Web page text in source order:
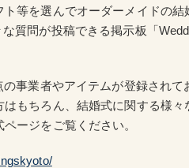
等を選んでオーダーメイドの結
質問が投稿できる掲示板「
事業者やアイテムが登録され
もちろん、結婚式に関する様々
ージをご覧ください。